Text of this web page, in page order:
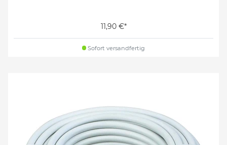
11,90 €*
Sofort versandfertig